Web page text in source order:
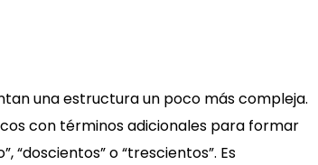
una estructura un poco más compleja.
con términos adicionales para formar
“doscientos” o “trescientos”. Es